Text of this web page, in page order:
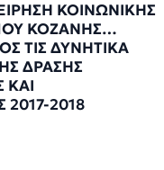
ΚΟΙΝΩΝΙΚΗΣ
ΚΟΖΑΝΗΣ…
ΤΙΣ ΔΥΝΗΤΙΚΑ
ΔΡΑΣΗΣ
ΚΑΙ
2018